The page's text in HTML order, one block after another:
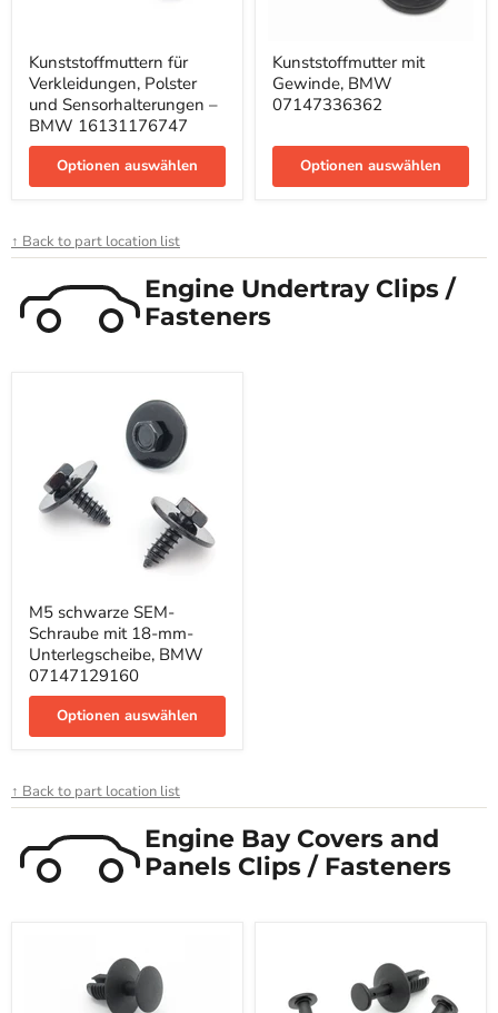
für
Verkleidungen,
Polster
und
Sensorhalterungen
–
BMW
16131176747
Kunststoffmuttern für
Verkleidungen, Polster
und Sensorhalterungen –
BMW 16131176747
Optionen auswählen
mit
Gewinde,
BMW
Kunststoffmutter mit
Gewinde, BMW
07147336362
Optionen auswählen
↑ Back to part location list
Engine Undertray Clips /
Fasteners
schwarze
SEM-
Schraube
mit
18-
mm-
Unterlegscheibe,
BMW
M5 schwarze SEM-
Schraube mit 18-mm-
Unterlegscheibe, BMW
07147129160
Optionen auswählen
↑ Back to part location list
Engine Bay Covers and
Panels Clips / Fasteners